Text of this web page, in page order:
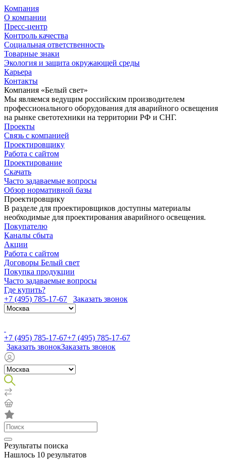
Компания
О компании
Пресс-центр
Контроль качества
Социальная ответственность
Товарные знаки
Экология и защита окружающей среды
Карьера
Контакты
Компания «Белый свет»
Мы являемся ведущим российским производителем
профессионального оборудования для аварийного освещения
на рынке светотехники на территории РФ и СНГ.
Проекты
Связь с компанией
Проектировщику
Работа с сайтом
Проектирование
Скачать
Часто задаваемые вопросы
Обзор нормативной базы
Проектировщику
В разделе для проектировщиков доступны материалы
необходимые для проектирования аварийного освещения.
Покупателю
Каналы сбыта
Акции
Работа с сайтом
Договоры Белый свет
Покупка продукции
Часто задаваемые вопросы
Где купить?
+7 (495) 785-17-67
Заказать звонок
+7 (495) 785-17-67+7 (495) 785-17-67
Заказать звонокЗаказать звонок
Результаты поиска
Нашлось 10 результатов